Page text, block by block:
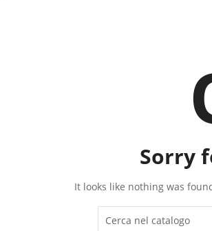
Sorry
It looks like nothing was